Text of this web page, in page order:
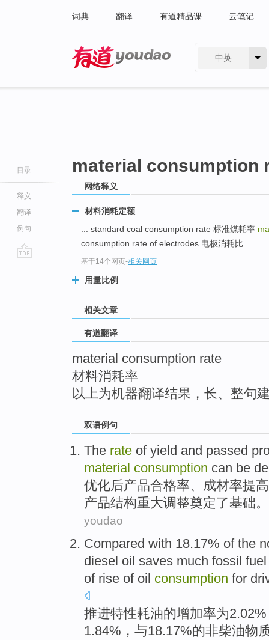
词典 翻译 有道精品课 云笔记
中英
目录
释义
翻译
例句
material consumption
网络释义
材料消耗定额
... standard coal consumption rate 标准煤耗率
consumption rate of electrodes 电极消耗比 ...
基于14个网页-相关网页
用量比例
相关文章
有道翻译
material consumption rate
材料消耗率
以上为机器翻译结果，长、整句
双语例句
The rate of yield and passed
material consumption can be
优化后产品合格率、成材率提高
产品结构重大调整奠定了基础。
youdao
Compared with 18.17% ofthe
diesel oil saves much fossil fuel
of rise of oil consumption for
推进特性耗油的增加率为
1.84%， 与18.17%的非柴油物